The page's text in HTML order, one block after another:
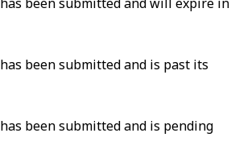
been submitted and is past its
been submitted and is pending